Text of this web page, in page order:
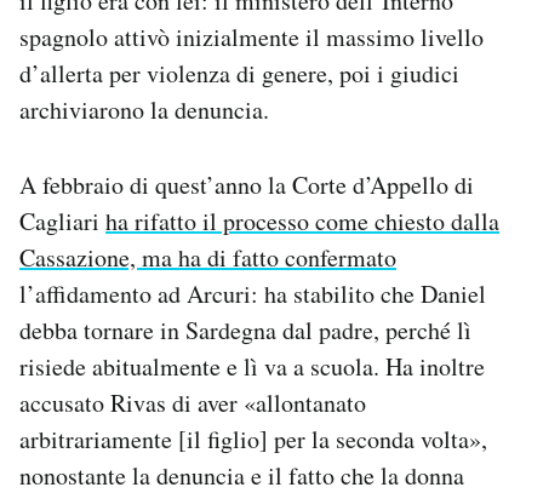
spagnolo attivò inizialmente il massimo livello
d’allerta per violenza di genere, poi i giudici
archiviarono la denuncia.
A febbraio di quest’anno la Corte d’Appello di
Cagliari ha rifatto il processo come chiesto dalla
Cassazione, ma ha di fatto confermato
l’affidamento ad Arcuri: ha stabilito che Daniel
debba tornare in Sardegna dal padre, perché lì
risiede abitualmente e lì va a scuola. Ha inoltre
accusato Rivas di aver «allontanato
arbitrariamente [il figlio] per la seconda volta»,
nonostante la denuncia e il fatto che la donna